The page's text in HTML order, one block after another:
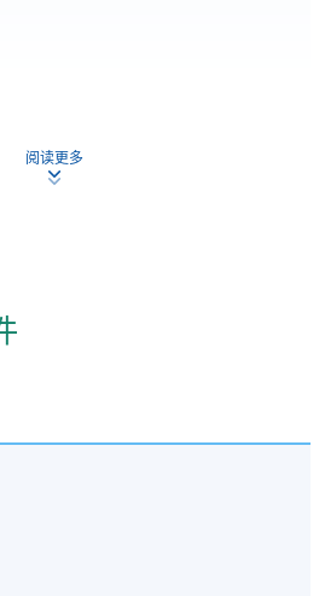
书（单元：中药显微鉴定技术
阅读更多